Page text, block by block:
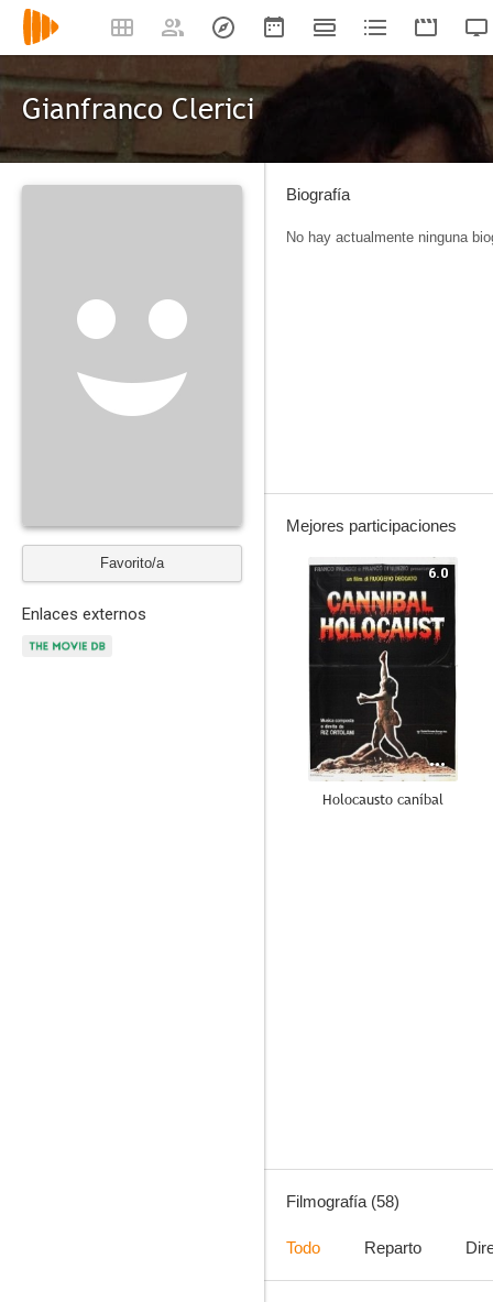
Gianfranco Clerici
Favorito/a
Enlaces externos
Biografía
No hay actualmente ninguna
Mejores participaciones
6.0
Holocausto caníbal
Filmografía (58)
Todo Reparto